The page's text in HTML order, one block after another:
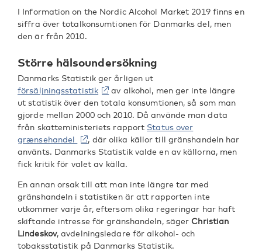
I Information on the Nordic Alcohol Market 2019 finns en
siffra över totalkonsumtionen för Danmarks del, men
den är från 2010.
Större hälsoundersökning
Danmarks Statistik ger årligen ut
försäljningsstatistik
av alkohol, men ger inte längre
ut statistik över den totala konsumtionen, så som man
gjorde mellan 2000 och 2010. Då använde man data
från skatteministeriets rapport Status over
grænsehandel
, där olika källor till gränshandeln har
använts. Danmarks Statistik valde en av källorna, men
fick kritik för valet av källa.
En annan orsak till att man inte längre tar med
gränshandeln i statistiken är att rapporten inte
utkommer varje år, eftersom olika regeringar har haft
skiftande intresse för gränshandeln, sägerChristian
Lindeskov, avdelningsledare för alkohol- och
tobaksstatistik på Danmarks Statistik.